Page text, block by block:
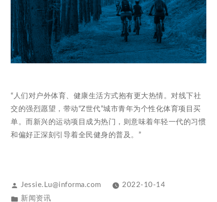
“人们对户外体育、健康生活方式抱有更大热情。对线下社
交的强烈愿望，带动“Z世代”城市青年为个性化体育项目买
单。而新兴的运动项目成为热门，则意味着年轻一代的习惯
和偏好正深刻引导着全民健身的普及。”
Jessie.Lu@informa.com
2022-10-14
新闻资讯